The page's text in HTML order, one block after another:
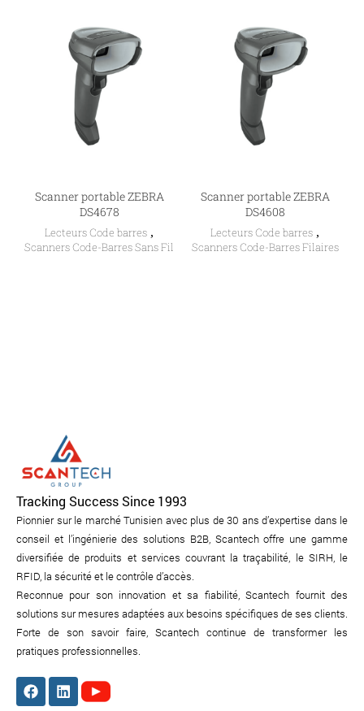
Scanner portable ZEBRA
DS4678
Lecteurs Code barres ,
Scanners Code-Barres Sans Fil
Scanner portable ZEBRA
DS4608
Lecteurs Code barres ,
Scanners Code-Barres Filaires
Tracking Success Since 1993
Pionnier sur le marché Tunisien avec plus de 30 ans d’expertise dans le
conseil et l’ingénierie des solutions B2B, Scantech offre une gamme
diversifiée de produits et services couvrant la traçabilité, le SIRH, le
RFID, la sécurité et le contrôle d’accès.
Reconnue pour son innovation et sa fiabilité, Scantech fournit des
solutions sur mesures adaptées aux besoins spécifiques de ses clients.
Forte de son savoir faire, Scantech continue de transformer les
pratiques professionnelles.